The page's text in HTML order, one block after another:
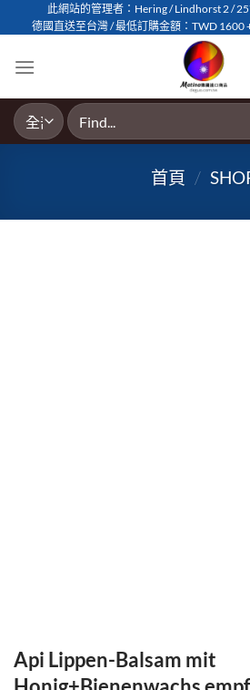
to
此網站的管理者：Hering / Lindhorst 2 /
德國直送至台灣 / 最低訂購金額：TWD 1600
搜
尋
首頁 /
Api Lippen-Balsam mit